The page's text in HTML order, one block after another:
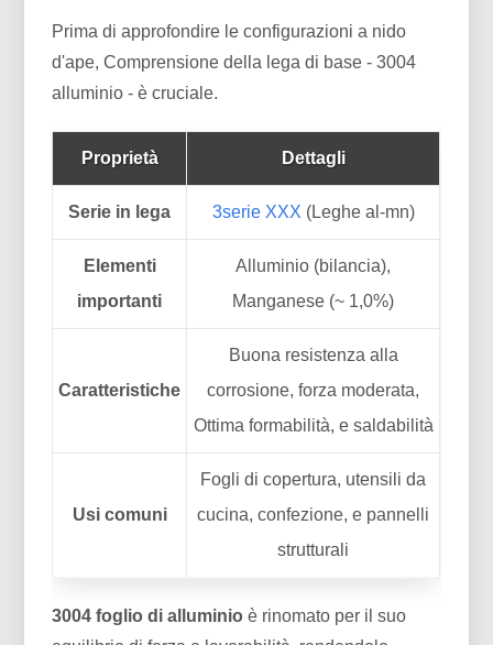
Prima di approfondire le configurazioni a nido
d'ape, Comprensione della lega di base - 3004
alluminio - è cruciale.
Proprietà Dettagli
Serie in lega 3serie XXX (Leghe al-mn)
Elementi
importanti
Alluminio (bilancia),
Manganese (~ 1,0%)
Caratteristiche
Buona resistenza alla
corrosione, forza moderata,
Ottima formabilità, e saldabilità
Usi comuni
Fogli di copertura, utensili da
cucina, confezione, e pannelli
strutturali
3004 foglio di alluminio è rinomato per il suo